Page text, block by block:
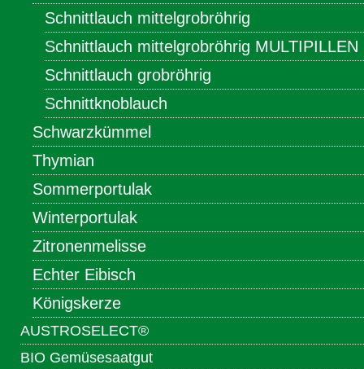
Schnittlauch mittelgrobröhrig
Schnittlauch mittelgrobröhrig MULTIPILLEN
Schnittlauch grobröhrig
Schnittknoblauch
Schwarzkümmel
Thymian
Sommerportulak
Winterportulak
Zitronenmelisse
Echter Eibisch
Königskerze
AUSTROSELECT®
BIO Gemüsesaatgut